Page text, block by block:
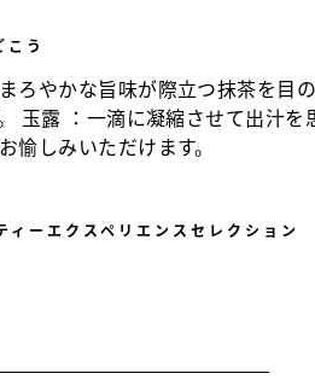
う
ろやかな旨味が際立つ抹茶を目
玉露 ：一滴に凝縮させて出汁を
愉しみいただけます。
ィーエクスペリエンスセレクション